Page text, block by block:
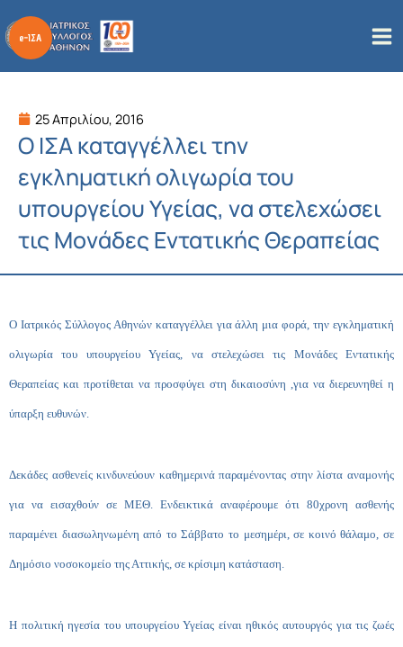
στο
περιεχόμενο
25 Απριλίου, 2016
Ο ΙΣΑ καταγγέλλει την
εγκληματική ολιγωρία του
υπουργείου Υγείας, να στελεχώσει
τις Μονάδες Εντατικής Θεραπείας
Ο Ιατρικός Σύλλογος Αθηνών καταγγέλλει για άλλη μια φορά, την εγκληματική
ολιγωρία του υπουργείου Υγείας, να στελεχώσει τις Μονάδες Εντατικής
Θεραπείας και προτίθεται να προσφύγει στη δικαιοσύνη ,για να διερευνηθεί η
ύπαρξη ευθυνών.
Δεκάδες ασθενείς κινδυνεύουν καθημερινά παραμένοντας στην λίστα αναμονής
για να εισαχθούν σε ΜΕΘ. Ενδεικτικά αναφέρουμε ότι 80χρονη ασθενής
παραμένει διασωληνωμένη από το Σάββατο το μεσημέρι, σε κοινό θάλαμο, σε
Δημόσιο νοσοκομείο της Αττικής, σε κρίσιμη κατάσταση.
Η πολιτική ηγεσία του υπουργείου Υγείας είναι ηθικός αυτουργός για τις ζωές